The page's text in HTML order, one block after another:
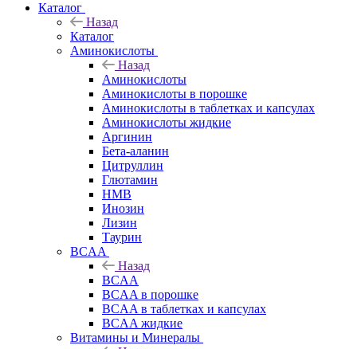
Каталог
Назад
Каталог
Аминокислоты
Назад
Аминокислоты
Аминокислоты в порошке
Аминокислоты в таблетках и капсулах
Аминокислоты жидкие
Аргинин
Бета-аланин
Цитруллин
Глютамин
HMB
Инозин
Лизин
Таурин
BCAA
Назад
BCAA
BCAA в порошке
BCAA в таблетках и капсулах
BCAA жидкие
Витамины и Минералы